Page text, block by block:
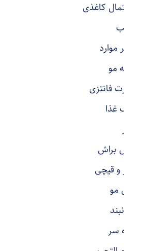
دستمال کاغذی
رژ لب
سایر موارد
شانه مو
شورت فانتزی
ظرف غذا
عطر
فیس براش
کاتر و قیچی
کش مو
گردنبند
گیره سر